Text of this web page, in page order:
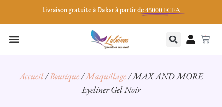
Livraison gratuite à Dakar à partir de 45000 FCFA
0
Accueil/Boutique/Maquillage/ MAX AND MORE
Eyeliner Gel Noir